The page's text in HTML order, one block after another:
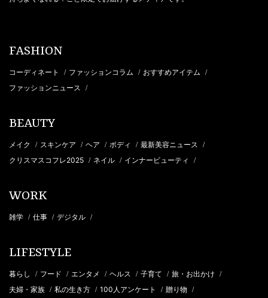
FASHION
コーディネート / ファッションコラム / おすすめアイテム /
ファッションニュース /
BEAUTY
メイク / スキンケア / ヘア / ボディ / 最新美容ニュース /
クリスマスコフレ2025 / ネイル / インナービューティ /
WORK
雑学 / 仕事 / デジタル /
LIFESTYLE
暮らし / フード / エンタメ / ヘルス / 子育て / 旅・お出かけ /
夫婦・家族 / 私の生き方 / 100人アンケート / 贈り物 /